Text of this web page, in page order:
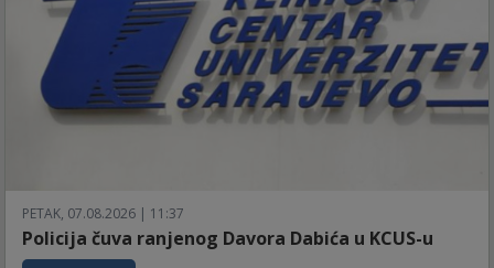
PETAK, 07.08.2026 | 11:37
Policija čuva ranjenog Davora Dabića u KCUS-u